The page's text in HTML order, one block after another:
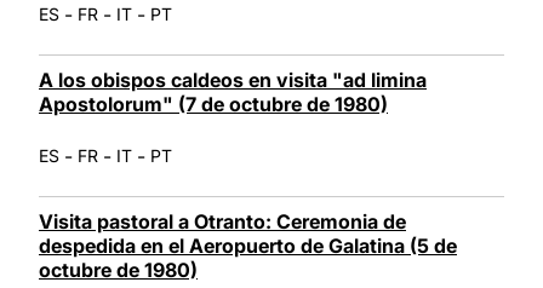
ES - FR - IT - PT
A los obispos caldeos en visita "ad limina
Apostolorum" (7 de octubre de 1980)
ES - FR - IT - PT
Visita pastoral a Otranto: Ceremonia de
despedida en el Aeropuerto de Galatina (5 de
octubre de 1980)